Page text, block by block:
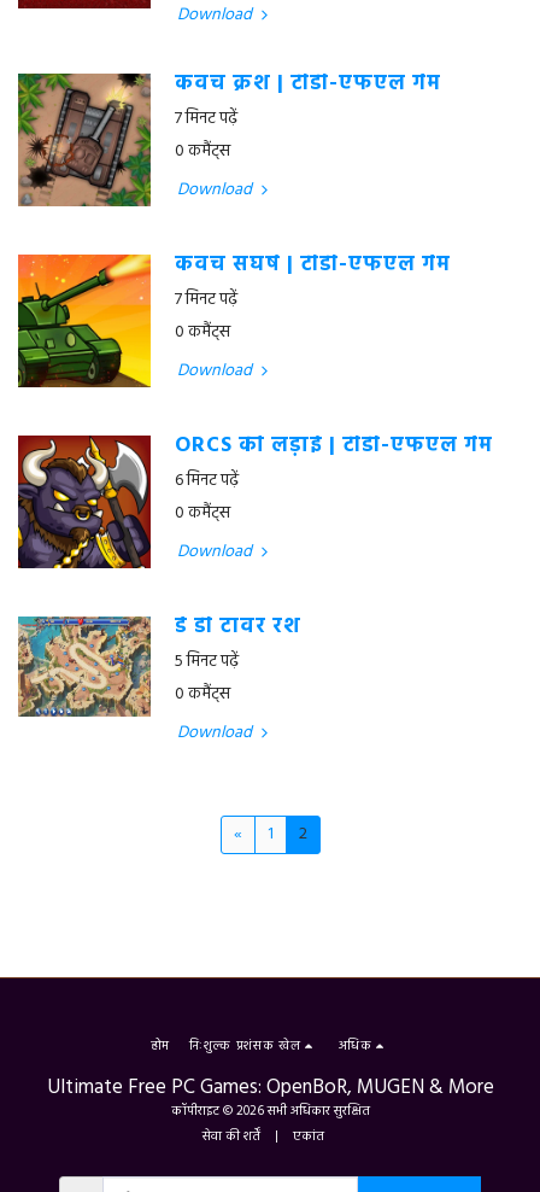
Download
कवच क्रश | टीडी-एफएल गेम
7 मिनट पढ़ें
0 कमैंट्स
Download
कवच संघर्ष | टीडी-एफएल गेम
7 मिनट पढ़ें
0 कमैंट्स
Download
ORCS की लड़ाई | टीडी-एफएल गेम
6 मिनट पढ़ें
0 कमैंट्स
Download
डे डी टॉवर रश
5 मिनट पढ़ें
0 कमैंट्स
Download
« 1 2
Ultimate Free PC Games: OpenBoR, MUGEN & More
कॉपीराइट © 2026 सभी अधिकार सुरक्षित
सेवा की शर्तें|एकांत
होम निःशुल्क प्रशंसक खेल अधिक